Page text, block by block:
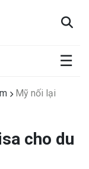
☰
×
Mỹ nối lại
cho du